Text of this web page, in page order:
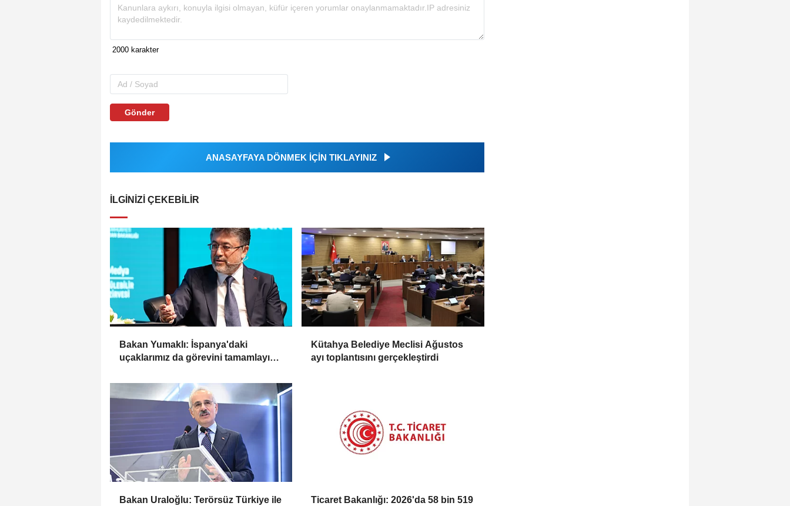
Gönder
ANASAYFAYA DÖNMEK İÇİN TIKLAYINIZ
İLGINIZI ÇEKEBILIR
Bakan Yumaklı: İspanya'daki
uçaklarımız da görevini tamamlayıp
Kütahya Belediye Meclisi Ağustos
ayı toplantısını gerçekleştirdi
Bakan Uraloğlu: Terörsüz Türkiye ile
Ticaret Bakanlığı: 2026'da 58 bin 519